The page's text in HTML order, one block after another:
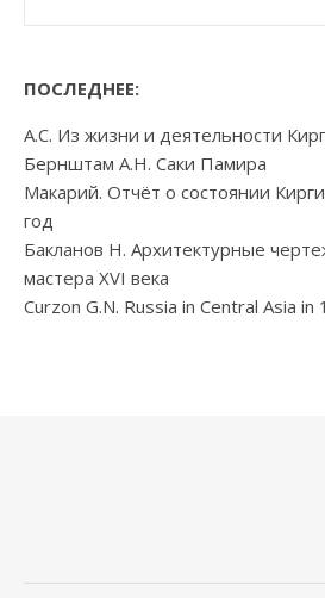
ПОСЛЕДНЕЕ:
А.С. Из жизни и деятельности
Бернштам А.Н. Саки Памира
Макарий. Отчёт о состоянии
год
Бакланов Н. Архитектурные
мастера XVI века
Curzon G.N. Russia in Central Asia in